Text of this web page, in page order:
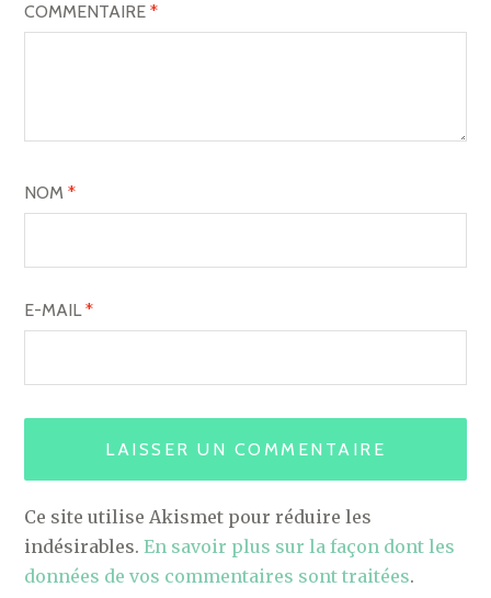
COMMENTAIRE*
NOM*
E-MAIL*
Ce site utilise Akismet pour réduire les
indésirables.En savoir plus sur la façon dont les
données de vos commentaires sont traitées.